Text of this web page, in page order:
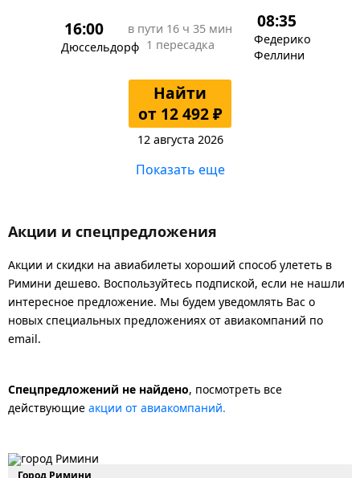
16:00
Дюссельдорф
в пути 16 ч 35 мин
1 пересадка
08:35
Федерико
Феллини
Найти
от 12 492 ₽
12 августа 2026
Показать еще
Акции и спецпредложения
Акции и скидки на авиабилеты хороший способ улететь в
Римини дешево. Воспользуйтесь подпиской, если не нашли
интересное предложение. Мы будем уведомлять Вас о
новых специальных предложениях от авиакомпаний по
email.
Спецпредложений не найдено, посмотреть все
действующие акции от авиакомпаний.
Город Римини